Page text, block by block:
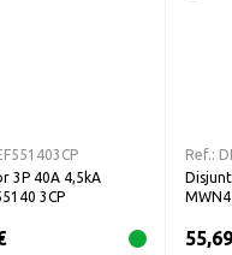
3P 40A 4,5kA
3CP
Ref.:
55,69